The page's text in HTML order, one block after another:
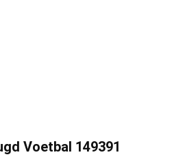
Voetbal 149391